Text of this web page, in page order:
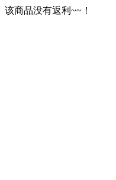
该商品没有返利~~！